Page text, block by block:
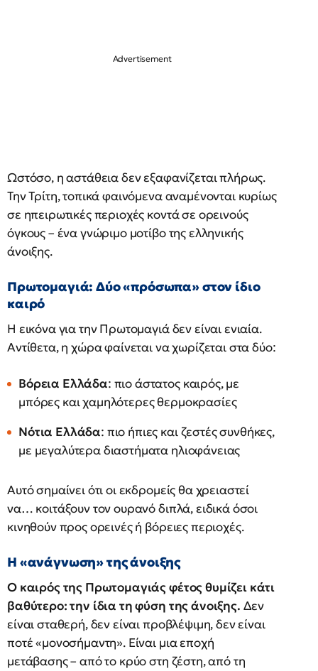
Ωστόσο, η αστάθεια δεν εξαφανίζεται πλήρως.
Την Τρίτη, τοπικά φαινόμενα αναμένονται κυρίως
σε ηπειρωτικές περιοχές κοντά σε ορεινούς
όγκους – ένα γνώριμο μοτίβο της ελληνικής
άνοιξης.
Πρωτομαγιά: Δύο «πρόσωπα» στον ίδιο
καιρό
Η εικόνα για την Πρωτομαγιά δεν είναι ενιαία.
Αντίθετα, η χώρα φαίνεται να χωρίζεται στα δύο:
Βόρεια Ελλάδα: πιο άστατος καιρός, με
μπόρες και χαμηλότερες θερμοκρασίες
Νότια Ελλάδα: πιο ήπιες και ζεστές συνθήκες,
με μεγαλύτερα διαστήματα ηλιοφάνειας
Αυτό σημαίνει ότι οι εκδρομείς θα χρειαστεί
να… κοιτάξουν τον ουρανό διπλά, ειδικά όσοι
κινηθούν προς ορεινές ή βόρειες περιοχές.
Η «ανάγνωση» της άνοιξης
Ο καιρός της Πρωτομαγιάς φέτος θυμίζει κάτι
βαθύτερο: την ίδια τη φύση της άνοιξης. Δεν
είναι σταθερή, δεν είναι προβλέψιμη, δεν είναι
ποτέ «μονοσήμαντη». Είναι μια εποχή
μετάβασης – από το κρύο στη ζέστη, από τη